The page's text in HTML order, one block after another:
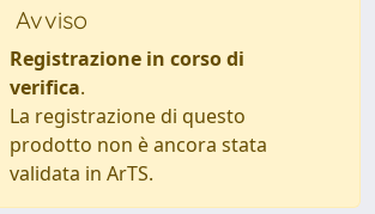
Avviso
Registrazione in corso di
verifica.
La registrazione di questo
prodotto non è ancora stata
validata in ArTS.